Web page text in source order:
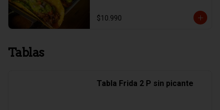
$10.990
Tablas
Tabla Frida 2 P sin picante